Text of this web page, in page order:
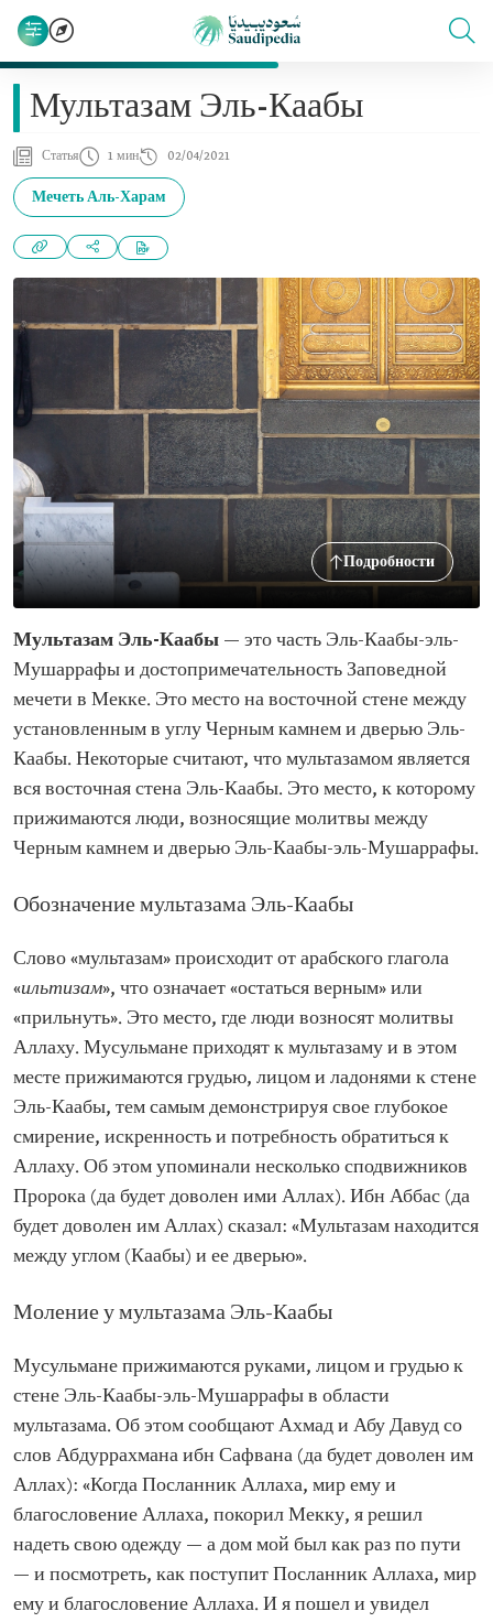
Мультазам Эль-Каабы
Статья 1 мин 02/04/2021
Мечеть Аль-Харам
Подробности
Мультазам Эль-Каабы — это часть Эль-Каабы-эль-
Мушаррафы и достопримечательность Заповедной
мечети в Мекке. Это место на восточной стене между
установленным в углу Черным камнем и дверью Эль-
Каабы. Некоторые считают, что мультазамом является
вся восточная стена Эль-Каабы. Это место, к которому
прижимаются люди, возносящие молитвы между
Черным камнем и дверью Эль-Каабы-эль-Мушаррафы.
Обозначение мультазама Эль-Каабы
Слово «мультазам» происходит от арабского глагола
«ильтизам», что означает «остаться верным» или
«прильнуть». Это место, где люди возносят молитвы
Аллаху. Мусульмане приходят к мультазаму и в этом
месте прижимаются грудью, лицом и ладонями к стене
Эль-Каабы, тем самым демонстрируя свое глубокое
смирение, искренность и потребность обратиться к
Аллаху. Об этом упоминали несколько сподвижников
Пророка (да будет доволен ими Аллах). Ибн Аббас (да
будет доволен им Аллах) сказал: «Мультазам находится
между углом (Каабы) и ее дверью».
Моление у мультазама Эль-Каабы
Мусульмане прижимаются руками, лицом и грудью к
стене Эль-Каабы-эль-Мушаррафы в области
мультазама. Об этом сообщают Ахмад и Абу Давуд со
слов Абдуррахмана ибн Сафвана (да будет доволен им
Аллах): «Когда Посланник Аллаха, мир ему и
благословение Аллаха, покорил Мекку, я решил
надеть свою одежду — а дом мой был как раз по пути
— и посмотреть, как поступит Посланник Аллаха, мир
ему и благословение Аллаха. И я пошел и увидел